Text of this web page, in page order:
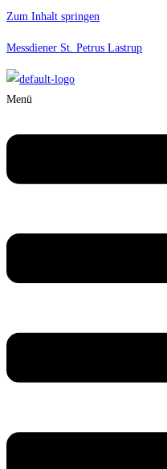
Zum Inhalt springen
Messdiener St. Petrus Lastrup
Menü